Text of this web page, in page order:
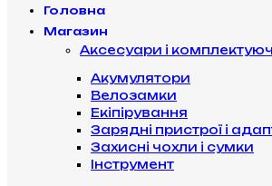
Головна
Магазин
Аксесуари і
Акумулятори
Велозамки
Екіпірування
Зарядні пристрої і
Захисні чохли і сумки
Інструмент